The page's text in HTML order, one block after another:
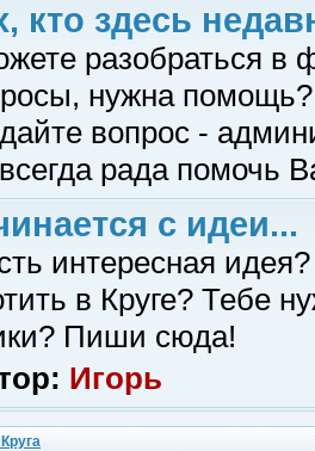
кто здесь
разобраться в
нужна помощь?
вопрос -
рада помочь
с идеи...
интересная
в Круге? Тебе
Пиши сюда!
Игорь